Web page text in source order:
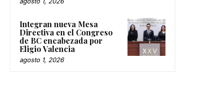
Integran nueva Mesa
Directiva en el Congreso
de BC encabezada por
Eligio Valencia
agosto 1, 2026